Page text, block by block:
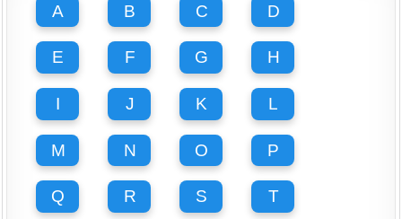
A B C D
E F G H
I J K L
M N O P
Q R S T